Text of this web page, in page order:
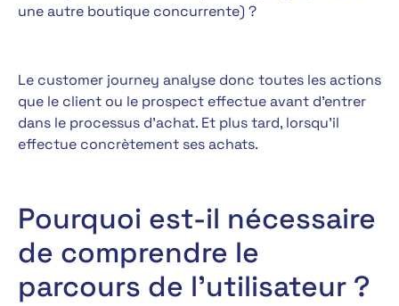
une autre boutique concurrente) ?
Le customer journey analyse donc toutes les actions
que le client ou le prospect effectue avant d’entrer
dans le processus d’achat. Et plus tard, lorsqu’il
effectue concrètement ses achats.
Pourquoi est-il nécessaire
de comprendre le
parcours de l’utilisateur ?